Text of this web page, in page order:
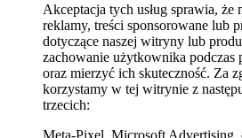
Akceptacja tych usług sprawia,
reklamy, treści sponsorowane lub
dotyczące naszej witryny lub
zachowanie użytkownika podczas
oraz mierzyć ich skuteczność. Za
korzystamy w tej witrynie z
trzecich:
Meta-Pixel, Microsoft Advertising,